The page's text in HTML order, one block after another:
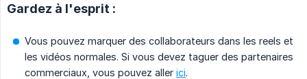
Gardez à l'esprit :
Vous pouvez marquer des collaborateurs dans les reels et
les vidéos normales. Si vous devez taguer des partenaires
commerciaux, vous pouvez aller ici.